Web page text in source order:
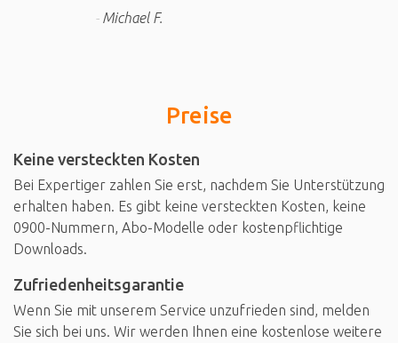
Michael F.
Preise
Keine versteckten Kosten
Bei Expertiger zahlen Sie erst, nachdem Sie Unterstützung
erhalten haben. Es gibt keine versteckten Kosten, keine
0900-Nummern, Abo-Modelle oder kostenpflichtige
Downloads.
Zufriedenheitsgarantie
Wenn Sie mit unserem Service unzufrieden sind, melden
Sie sich bei uns. Wir werden Ihnen eine kostenlose weitere